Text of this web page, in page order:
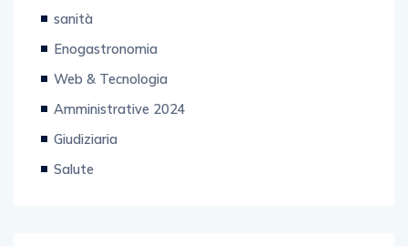
sanità
Enogastronomia
Web & Tecnologia
Amministrative 2024
Giudiziaria
Salute